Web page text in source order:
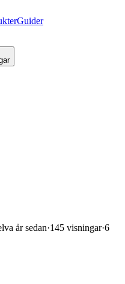
Guider
år sedan·145 visningar·6